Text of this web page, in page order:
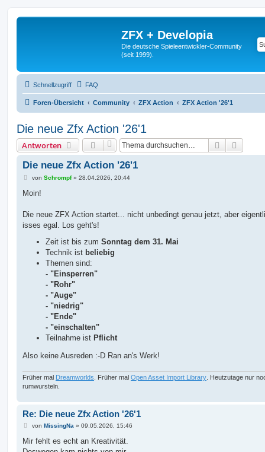
ZFX + Developia
Die deutsche Spieleentwickler-Community
(seit 1999).
Schnellzugriff FAQ
Foren-Übersicht Community ZFX Action ZFX Action '26'1
Die neue Zfx Action '26'1
Antworten Suche
Die neue Zfx Action '26'1
B
i
a
von Schrompf» 28.04.2026, 20:44
Moin!
Die neue ZFX Action startet... nicht unbedingt genau jetzt, aber
isses egal. Los geht's!
Zeit ist bis zum Sonntag dem 31. Mai
Technik ist beliebig
Themen sind:
- "Einsperren"
- "Rohr"
- "Auge"
- "niedrig"
- "Ende"
- "einschalten"
Teilnahme ist Pflicht
Also keine Ausreden :-D Ran an's Werk!
Früher mal Dreamworlds . Früher mal Open Asset Import Library . Heutzutage nur
rumwursteln.
Re: Die neue Zfx Action '26'1
B
i
von MissingNa » 09.05.2026, 15:46
Mir fehlt es echt an Kreativität.